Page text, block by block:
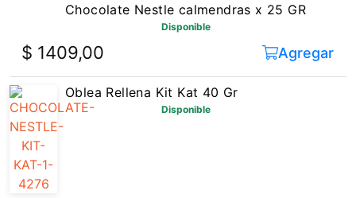
Chocolate Nestle calmendras x 25 GR
Disponible
$ 1409,00 Agregar
Oblea Rellena Kit Kat 40 Gr
Disponible